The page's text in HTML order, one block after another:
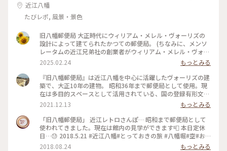
近江八幡
たびレポ, 風景・景色
旧八幡郵便局 大正時代にウィリアム・メレル・ヴォーリズの
設計によって建てられたかつての郵便局。 (ちなみに、メンソ
レータムの近江兄弟社の創業者がウィリアム・メレル・ヴォー
リズです。) 一般公開されていて、この日は1階でイベントをし
ていて見学できる状態ではなかったのですが、２階の旧電話交
換室跡は一人でゆっくり見ることが出来ました😊 5枚目はヴォ
ーリズ建築第一号のアンドリュース記念館。こちらは残念なが
ら非公開でした。 #旧八幡郵便局 #アンドリュース記念館 #ウ
ィリアム･メレル･ヴォーリズ #ヴォーリズ建築 #名建築 #近江
八幡 #滋賀
2025.02.24
もっとみる
『旧八幡郵便局』は近江八幡を中心に活躍したヴォーリズの建
築で、大正10年の建物。 昭和36年まで郵便局として使用。現
在は多目的スペースとして活用されている、国の登録有形文化
財。 近江八幡の歴史的町並みと、ヴォーリズ建築12箇所を結
ぶヴォーリズ・ストリートの中心地。まちや倶楽部の目の前で
す。 #滋賀#近江八幡#滋賀の近代建築#レトロ#ヴォーリズ#旧
八幡郵便局#古い郵便局#登録有形文化財#古い町並み#仲屋町
通り#八幡伝統的建造物群保存地区#まちや倶楽部#ヴォーリズ
2021.12.13
もっとみる
「旧八幡郵便局」 近江レトロさんぽ… 昭和まで郵便局として
使われてきました。現在は館内の見学ができます📮 本日定休
日…😓 2018.5.21 #近江八幡#とっておきの旅 #八幡堀#空#お
すすめ#滋賀#夏色さがし#旧八幡郵便局
2018.08.24 もっとみる